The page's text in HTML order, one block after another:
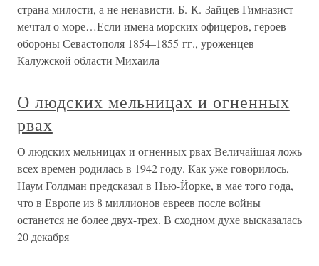
страна милости, а не ненависти. Б. К. Зайцев Гимназист
мечтал о море…Если имена морских офицеров, героев
обороны Севастополя 1854–1855 гг., уроженцев
Калужской области Михаила
О людских мельницах и огненных
рвах
О людских мельницах и огненных рвах Величайшая ложь
всех времен родилась в 1942 году. Как уже говорилось,
Наум Голдман предсказал в Нью-Йорке, в мае того года,
что в Европе из 8 миллионов евреев после войны
останется не более двух-трех. В сходном духе высказалась
20 декабря